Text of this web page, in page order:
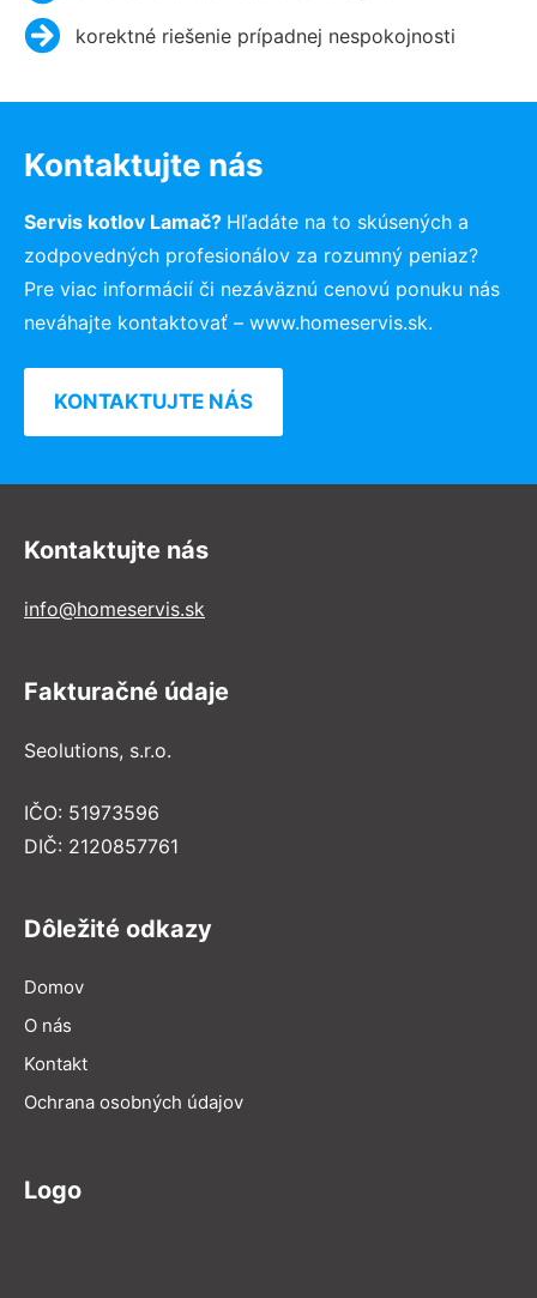
korektné riešenie prípadnej nespokojnosti
Kontaktujte nás
Servis kotlov Lamač? Hľadáte na to skúsených a
zodpovedných profesionálov za rozumný peniaz?
Pre viac informácií či nezáväznú cenovú ponuku nás
neváhajte kontaktovať – www.homeservis.sk.
KONTAKTUJTE NÁS
Kontaktujte nás
info@homeservis.sk
Fakturačné údaje
Seolutions, s.r.o.
IČO: 51973596
DIČ: 2120857761
Dôležité odkazy
Domov
O nás
Kontakt
Ochrana osobných údajov
Logo